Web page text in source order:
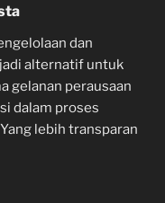
dan
alternatif untuk
gelanan perausaan
dalam proses
lebih transparan